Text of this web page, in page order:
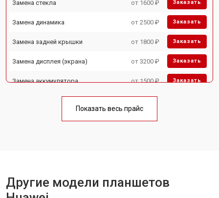
Замена стекла от 1600 ₽ Заказать
Замена динамика от 2500 ₽ Заказать
Замена задней крышки от 1800 ₽ Заказать
Замена дисплея (экрана) от 3200 ₽ Заказать
Замена аккумулятора от 1500 ₽ Заказать
Замена материнской платы от 3200 ₽
Показать весь прайс
Другие модели планшетов